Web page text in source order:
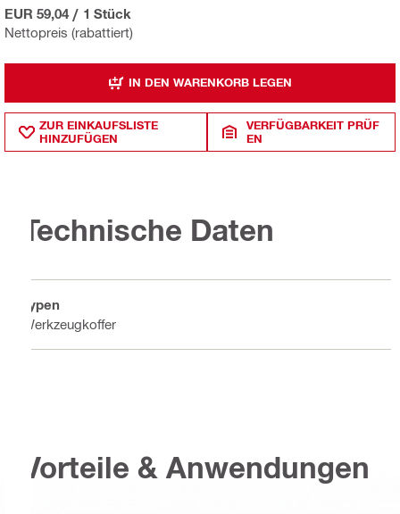
Nettopreis (rabattiert)
EUR 59,04 / 1 Stück
IN DEN WARENKORB LEGEN
ZUR EINKAUFSLISTE
HINZUFÜGEN
VERFÜGBARKEIT PRÜF
EN
Technische Daten
Typen
Werkzeugkoffer
Vorteile & Anwendungen